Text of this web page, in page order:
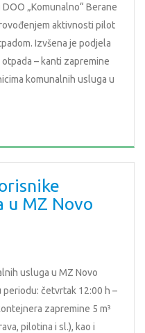
„Komunalno“ Berane
aktivnosti pilot
Izvšena je podjela
– kanti zapremine
komunalnih usluga u
u MZ Novo
usluga u MZ Novo
periodu: četvrtak 12:00 h –
zapremine 5 m³
pilotina i sl.), kao i